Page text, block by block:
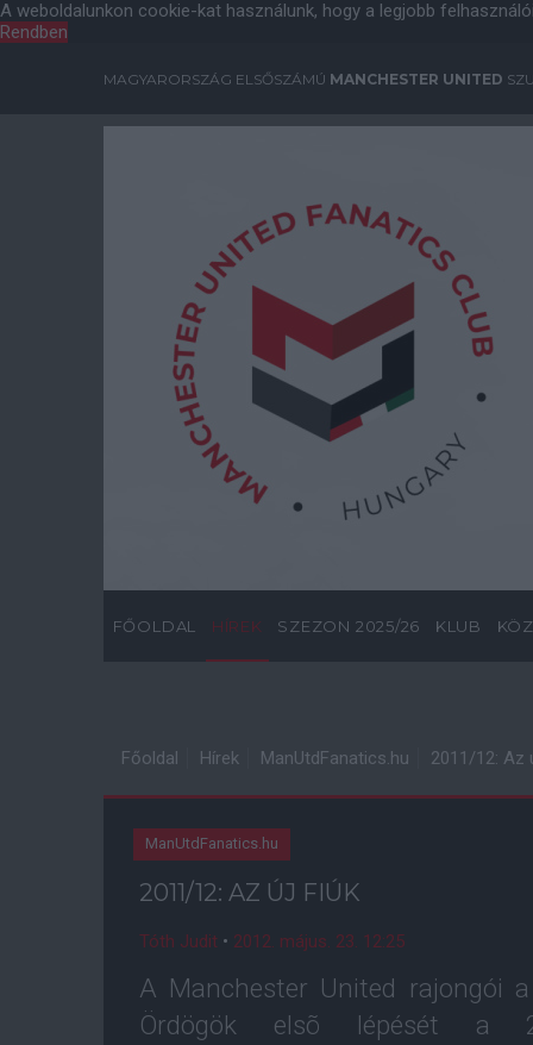
A weboldalunkon cookie-kat használunk, hogy a legjobb
Rendben
MAGYARORSZÁG ELSŐSZÁMÚ MANCHESTER UNITED
FŐOLDAL HÍREK SZEZON 2025/26 KLUB
Főoldal Hírek ManUtdFanatics.hu 2011/12: Az
ManUtdFanatics.hu
2011/12: AZ ÚJ FIÚK
Tóth Judit • 2012. május. 23. 12:25
A Manchester United rajongói
Ördögök elsõ lépését a